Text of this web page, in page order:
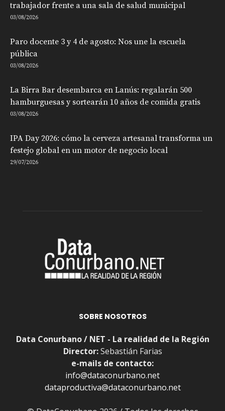
trabajador frente a una sala de salud municipal
03/08/2026
Paro docente 3 y 4 de agosto: Nos une la escuela
pública
03/08/2026
La Birra Bar desembarca en Lanús: regalarán 500
hamburguesas y sortearán 10 años de comida gratis
03/08/2026
IPA Day 2026: cómo la cerveza artesanal transforma un
festejo global en un motor de negocio local
29/07/2026
SOBRE NOSOTROS
Data Conurbano / NET - La realidad de la Región
Director:Sebastián Farias
e-mails de contacto:
info@dataconurbano.net
dataproductiva@dataconurbano.net